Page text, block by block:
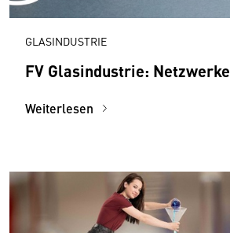
GLASINDUSTRIE
FV Glasindustrie: Netzwerke
Weiterlesen